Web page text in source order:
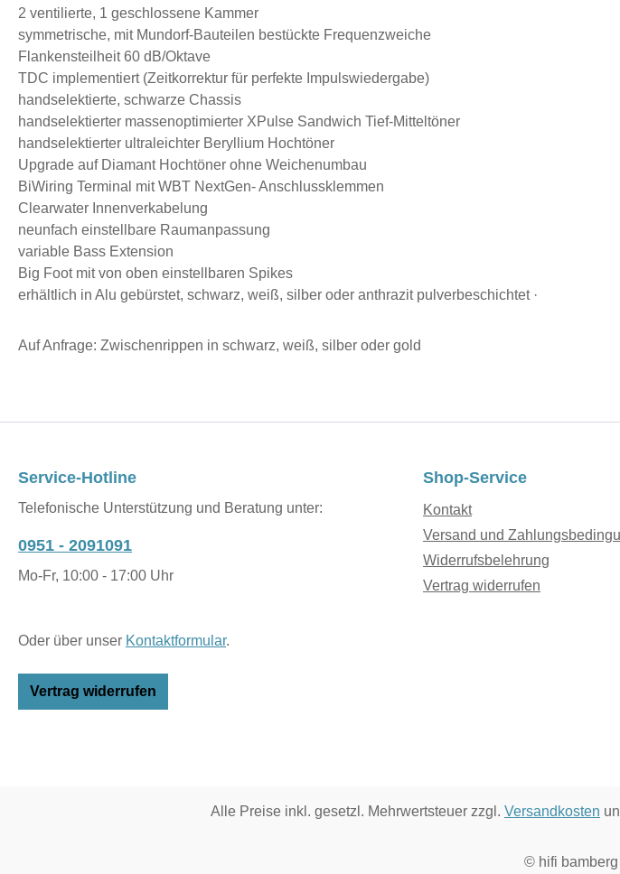
2 ventilierte, 1 geschlossene Kammer
symmetrische, mit Mundorf-Bauteilen bestückte Frequenzweiche
Flankensteilheit 60 dB/Oktave
TDC implementiert (Zeitkorrektur für perfekte Impulswiedergabe)
handselektierte, schwarze Chassis
handselektierter massenoptimierter XPulse Sandwich Tief-Mitteltöner
handselektierter ultraleichter Beryllium Hochtöner
Upgrade auf Diamant Hochtöner ohne Weichenumbau
BiWiring Terminal mit WBT NextGen- Anschlussklemmen
Clearwater Innenverkabelung
neunfach einstellbare Raumanpassung
variable Bass Extension
Big Foot mit von oben einstellbaren Spikes
erhältlich in Alu gebürstet, schwarz, weiß, silber oder anthrazit pulverbeschichtet ·
Auf Anfrage: Zwischenrippen in schwarz, weiß, silber oder gold
Service-Hotline
Telefonische Unterstützung und Beratung unter:
0951 - 2091091
Mo-Fr, 10:00 - 17:00 Uhr
Oder über unser Kontaktformular.
Vertrag widerrufen
Shop-Service
Kontakt
Versand und
Widerrufsbelehrung
Vertrag widerrufen
Alle Preise inkl. gesetzl. Mehrwertsteuer zzgl. Versandkosten
© hifi